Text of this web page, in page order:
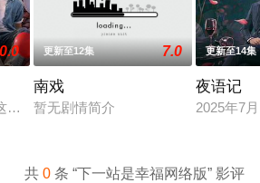
座西南小城，八年隔阂让母女关系渐行
更新至12集 7.0
南戏
暂无剧情简介
更新至14集
夜语记
2025年7
共0 条 “下一站是幸福网络版” 影评